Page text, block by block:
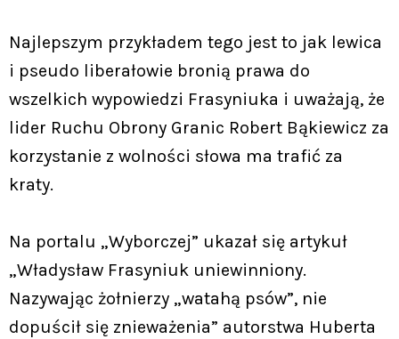
Najlepszym przykładem tego jest to jak lewica
i pseudo liberałowie bronią prawa do
wszelkich wypowiedzi Frasyniuka i uważają, że
lider Ruchu Obrony Granic Robert Bąkiewicz za
korzystanie z wolności słowa ma trafić za
kraty.
Na portalu „Wyborczej” ukazał się artykuł
„Władysław Frasyniuk uniewinniony.
Nazywając żołnierzy „watahą psów”, nie
dopuścił się znieważenia” autorstwa Huberta